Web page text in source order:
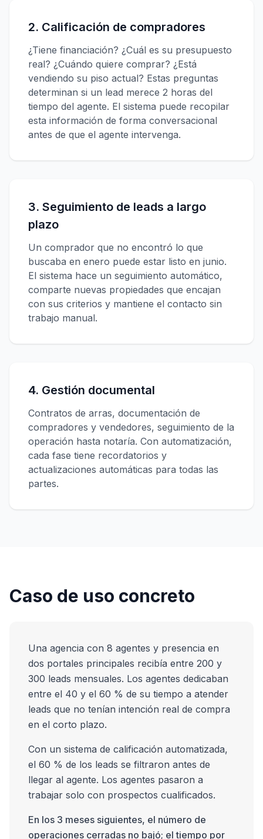
2. Calificación de compradores
¿Tiene financiación? ¿Cuál es su presupuesto
real? ¿Cuándo quiere comprar? ¿Está
vendiendo su piso actual? Estas preguntas
determinan si un lead merece 2 horas del
tiempo del agente. El sistema puede recopilar
esta información de forma conversacional
antes de que el agente intervenga.
3. Seguimiento de leads a largo
plazo
Un comprador que no encontró lo que
buscaba en enero puede estar listo en junio.
El sistema hace un seguimiento automático,
comparte nuevas propiedades que encajan
con sus criterios y mantiene el contacto sin
trabajo manual.
4. Gestión documental
Contratos de arras, documentación de
compradores y vendedores, seguimiento de la
operación hasta notaría. Con automatización,
cada fase tiene recordatorios y
actualizaciones automáticas para todas las
partes.
Caso de uso concreto
Una agencia con 8 agentes y presencia en
dos portales principales recibía entre 200 y
300 leads mensuales. Los agentes dedicaban
entre el 40 y el 60 % de su tiempo a atender
leads que no tenían intención real de compra
en el corto plazo.
Con un sistema de calificación automatizada,
el 60 % de los leads se filtraron antes de
llegar al agente. Los agentes pasaron a
trabajar solo con prospectos cualificados.
En los 3 meses siguientes, el número de
operaciones cerradas no bajó; el tiempo por